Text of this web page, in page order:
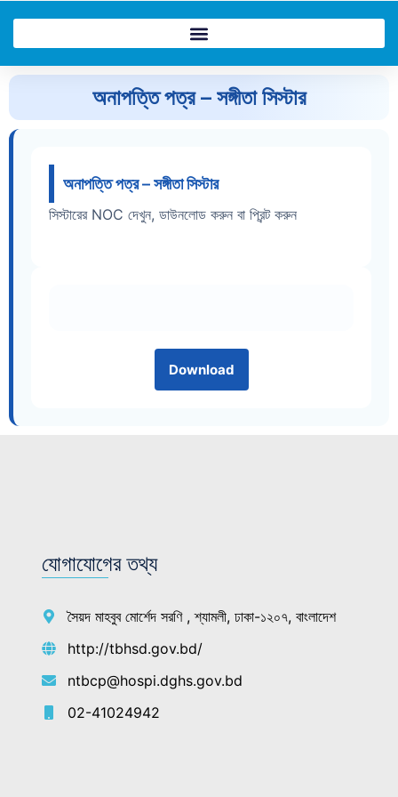
অনাপত্তি পত্র – সঙ্গীতা সিস্টার
অনাপত্তি পত্র – সঙ্গীতা সিস্টার
সিস্টারের NOC দেখুন, ডাউনলোড করুন বা প্রিন্ট করুন
Download
যোগাযোগের তথ্য
সৈয়দ মাহবুব মোর্শেদ সরণি , শ্যামলী, ঢাকা-১২০৭, বাংলাদেশ
http://tbhsd.gov.bd/
ntbcp@hospi.dghs.gov.bd
02-41024942